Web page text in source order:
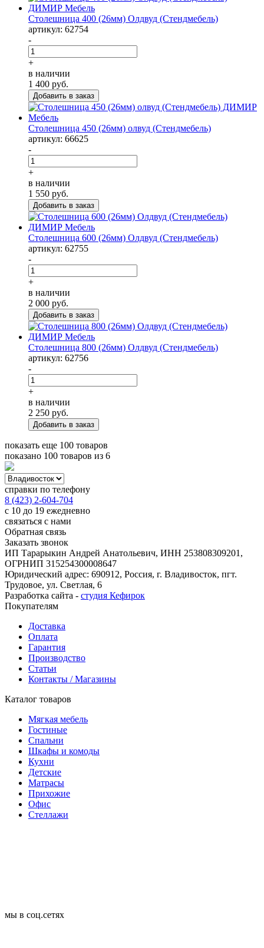
Столешница 400 (26мм) Олдвуд (Стендмебель)
артикул: 62754
-
+
в наличии
1 400 руб.
Столешница 450 (26мм) олвуд (Стендмебель)
артикул: 66625
-
+
в наличии
1 550 руб.
Столешница 600 (26мм) Олдвуд (Стендмебель)
артикул: 62755
-
+
в наличии
2 000 руб.
Столешница 800 (26мм) Олдвуд (Стендмебель)
артикул: 62756
-
+
в наличии
2 250 руб.
показать еще 100 товаров
показано 100 товаров из 6
справки по телефону
8 (423) 2-604-704
с 10 до 19 ежедневно
связаться с нами
Обратная связь
Заказать звонок
ИП Тарарыкин Андрей Анатольевич, ИНН 253808309201,
ОГРНИП 315254300008647
Юридический адрес: 690912, Россия, г. Владивосток, пгт.
Трудовое, ул. Светлая, 6
Разработка сайта - студия Кефирок
Покупателям
Доставка
Оплата
Гарантия
Производство
Статьи
Контакты / Магазины
Каталог товаров
Мягкая мебель
Гостиные
Спальни
Шкафы и комоды
Кухни
Детские
Матрасы
Прихожие
Офис
Стеллажи
мы в соц.сетях